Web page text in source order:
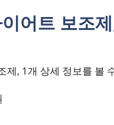
어트 보조
, 1개 상세 정보를 볼